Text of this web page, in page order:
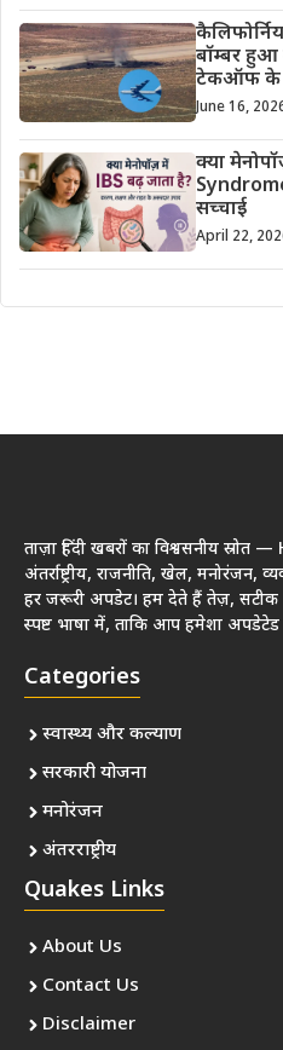
बॉम्बर हुआ
टेकऑफ के
June 16,
क्या
सच्चाई
April 22,
ताज़ा हिंदी खबरों का विश्वसनीय स्रोत
अंतर्राष्ट्रीय, राजनीति, खेल, मनोरंजन,
हर जरूरी अपडेट। हम देते हैं तेज़,
स्पष्ट भाषा में, ताकि आप हमेशा अपडेटेड
Categories
स्वास्थ्य और कल्याण
सरकारी योजना
मनोरंजन
अंतरराष्ट्रीय
Quakes Links
About Us
Contact Us
Disclaimer